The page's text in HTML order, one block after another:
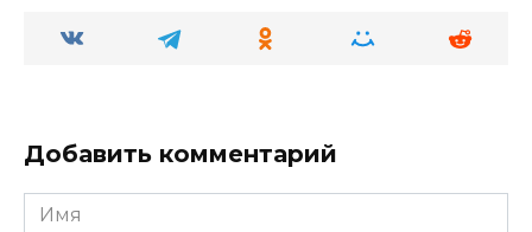
Добавить комментарий
Имя